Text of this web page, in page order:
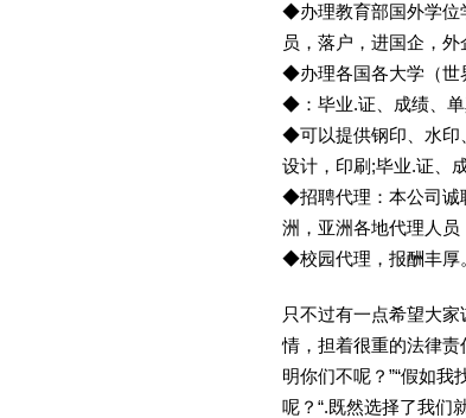
◆办理教育部国外学位
员，落户，进国企，
◆办理各国各大学（
◆：毕业.证、成绩、单
◆可以提供钢印、水印
设计，印刷;毕业.证、
◆招聘代理：本公司诚
洲，亚洲各地代理人
◆校园代理，报酬丰厚
只不过有一点希望大
情，担着很重的法律责
明你们不呢？”“假如我
呢？“.既然选择了我们